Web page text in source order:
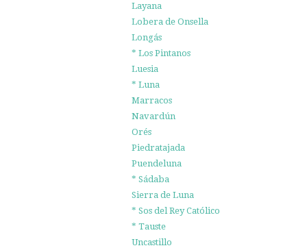
Layana
Lobera de Onsella
Longás
* Los Pintanos
Luesia
* Luna
Marracos
Navardún
Orés
Piedratajada
Puendeluna
* Sádaba
Sierra de Luna
* Sos del Rey Católico
* Tauste
Uncastillo